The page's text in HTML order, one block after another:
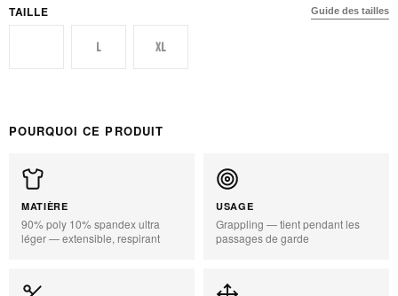
TAILLE
L XL
Guide des tailles
POURQUOI CE PRODUIT
MATIÈRE
90% poly 10% spandex ultra
léger — extensible, respirant
USAGE
Grappling — tient pendant les
passages de garde